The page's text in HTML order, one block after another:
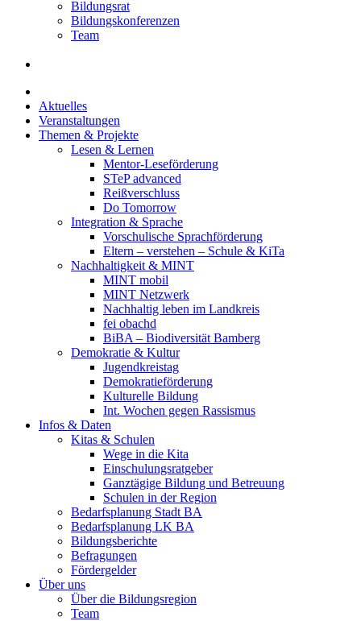
Bildungsrat
Bildungskonferenzen
Team
Aktuelles
Veranstaltungen
Themen & Projekte
Lesen & Lernen
Mentor-Leseförderung
STeP advanced
Reißverschluss
Do Tomorrow
Integration & Sprache
Vorschulische Sprachförderung
Eltern – verstehen – Schule & KiTa
Nachhaltigkeit & MINT
MINT mobil
MINT Netzwerk
Nachhaltig leben im Landkreis
fei obachd
BiBA – Biodiversität Bamberg
Demokratie & Kultur
Jugendkreistag
Demokratieförderung
Kulturelle Bildung
Int. Wochen gegen Rassismus
Infos & Daten
Kitas & Schulen
Wege in die Kita
Einschulungsratgeber
Ganztägige Bildung und Betreuung
Schulen in der Region
Bedarfsplanung Stadt BA
Bedarfsplanung LK BA
Bildungsberichte
Befragungen
Förder­gelder
Über uns
Über die Bildungsregion
Team